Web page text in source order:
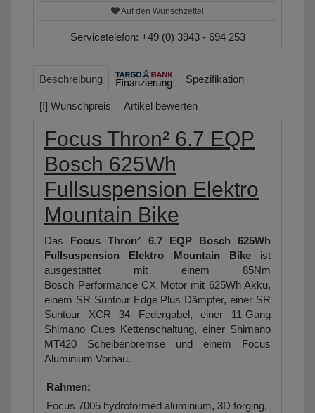
Auf den Wunschzettel
Servicetelefon: +49 (0) 3943 - 694 253
Beschreibung Spezifikation
[!] Wunschpreis Artikel bewerten
Focus Thron² 6.7 EQP
Bosch 625Wh
Fullsuspension Elektro
Mountain Bike
Das Focus Thron² 6.7 EQP Bosch 625Wh
Fullsuspension Elektro Mountain Bikeist
ausgestattet mit einem 85Nm
Bosch Performance CX Motor mit 625Wh Akku,
einem SR Suntour Edge Plus Dämpfer, einer SR
Suntour XCR 34 Federgabel, einer 11-Gang
Shimano Cues Kettenschaltung, einer Shimano
MT420 Scheibenbremse und einem Focus
Aluminium Vorbau.
Rahmen:
Focus 7005 hydroformed aluminium, 3D forging,